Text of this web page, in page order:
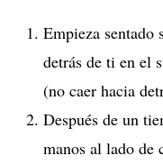
Empieza sentado
detrás de ti en el
(no caer hacia
Después de un
manos al lado de